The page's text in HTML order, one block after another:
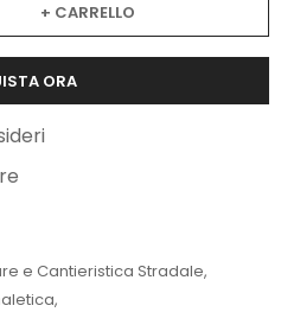
+ CARRELLO
ORA
e Cantieristica Stradale,
,